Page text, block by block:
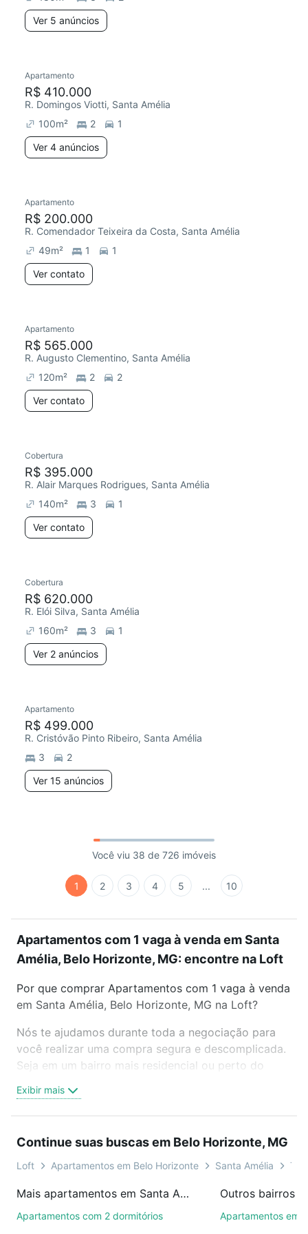
Ver 5 anúncios
Apartamento
R$ 410.000
R. Domingos Viotti, Santa Amélia
100m² 2
1
Ver 4 anúncios
Apartamento
R$ 200.000
R. Comendador Teixeira da Costa, Santa Amélia
49m² 1
1
Ver contato
Apartamento
R$ 565.000
R. Augusto Clementino, Santa Amélia
120m² 2
2
Ver contato
Cobertura
R$ 395.000
R. Alair Marques Rodrigues, Santa Amélia
140m² 3
1
Ver contato
Cobertura
R$ 620.000
R. Elói Silva, Santa Amélia
160m² 3
1
Ver 2 anúncios
Apartamento
R$ 499.000
R. Cristóvão Pinto Ribeiro, Santa Amélia
3
2
Ver 15 anúncios
Você viu 38 de 726 imóveis
1 2 3 4 5 ... 10
Apartamentos com 1 vaga à venda em Santa
Amélia, Belo Horizonte, MG: encontre na Loft
Por que comprar Apartamentos com 1 vaga à venda
em Santa Amélia, Belo Horizonte, MG na Loft?
Nós te ajudamos durante toda a negociação para
você realizar uma compra segura e descomplicada.
Seja em um bairro mais residencial ou perto do
oferta ideal de Apartamentos com 1 vaga à venda
em Santa Amélia, Belo Horizonte, MG para
ou por videochamada, é grátis, sem compromisso e
você ainda conta com mais de 46 mil corretores e
de imóveis.
Como escolher um imóvel?
Exibir mais
Continue suas buscas em Belo Horizonte, MG
Loft Apartamentos em Belo Horizonte Santa Amélia
Mais apartamentos em Santa Amélia
Apartamentos com 2 dormitórios
Apartamentos em